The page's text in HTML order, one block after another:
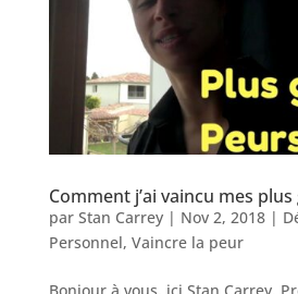
Comment j’ai vaincu mes
par Stan Carrey| Nov 2, 2018|
Personnel, Vaincre la peur
Bonjour à vous, ici Stan Carrey.